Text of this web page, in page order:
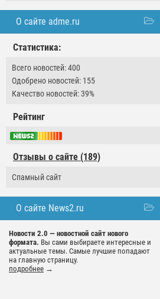
О сайте adme.ru
Статистика:
Всего новостей: 400
Одобрено новостей: 155
Качество новостей: 39%
Рейтинг
Отзывы о сайте (189)
Спамный сайт
О сайте News2.ru
Новости 2.0 — новостной сайт нового
формата. Вы сами выбираете интересные и
актуальные темы. Самые лучшие попадают
на главную страницу.
подробнее →